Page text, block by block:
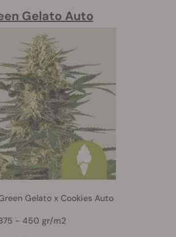
Gelato Auto
Gelato x Cookies Auto
- 450 gr/m2